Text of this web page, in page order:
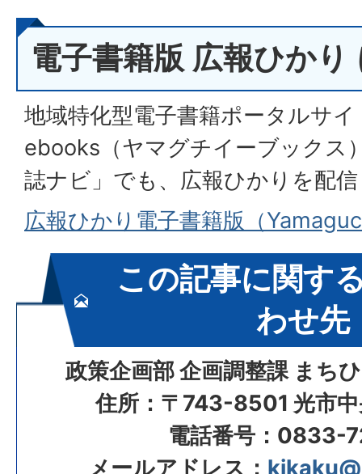
電子書籍版 広報ひかり
地域特化型電子書籍ポータルサ
ebooks（ヤマグチイーブックス
誌ナビ」でも、広報ひかりを配
広報ひかり電子書籍版（
この記事に関す
わせ先
政策企画部 企画調整課 まち
住所：〒743-8501 光市中
電話番号：0833-
メールアドレス：